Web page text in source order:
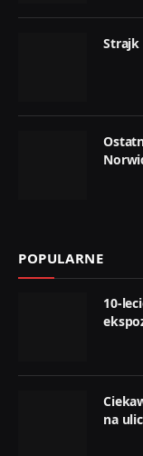
Strajk
POPULARNE
10-
na